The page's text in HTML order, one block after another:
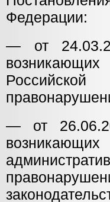
Федерации:
— от
— от